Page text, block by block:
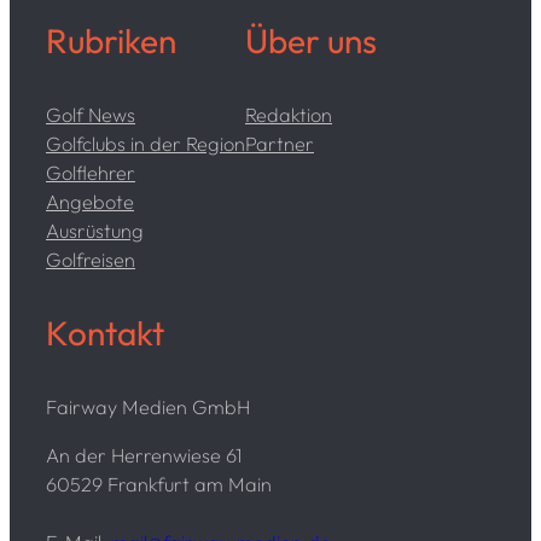
Rubriken
Golf News
Golfclubs in der Region
Golflehrer
Angebote
Ausrüstung
Golfreisen
Über uns
Redaktion
Partner
Kontakt
Fairway Medien GmbH
An der Herrenwiese 61
60529 Frankfurt am Main